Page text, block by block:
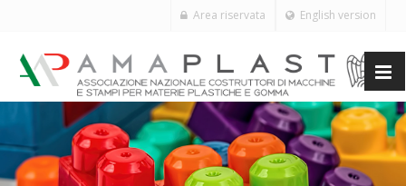
English version
Area riservata